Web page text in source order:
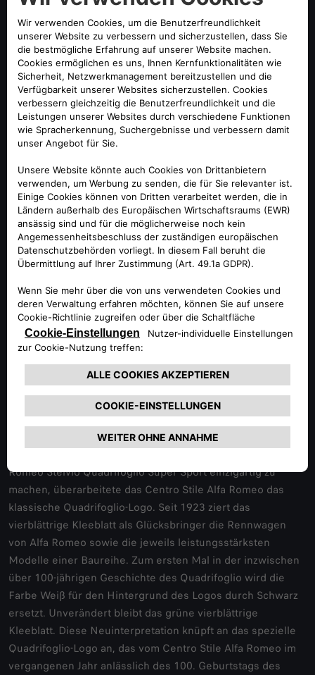
Hinterachse optimiert die Traktion bei allen
Fahrbedingungen durch eine optimale Verteilung des
Drehmoments an der Hinterachse und sorgt sowohl bei der
Sportlimousine Giulia (Hinterradantrieb) als auch beim
High-Performance-SUV Stelvio (Alfa™ Q4 Allradantrieb) für
optimale Kraftübertragung auf die Straße. Auf diese Weise
werden Fahrstabilität, Agilität und Kurvengeschwindigkeit
Erfahrungen mit den früheren, vom Rennsport abgeleiteten
Sondermodellen GTA und GTAm konfiguriert. Die
Verwendung von Aluminium für den Motor sowie
Kohlefaser für Kardanwelle, Motorhaube, Spoiler und
Seitenschweller garantiert bei den neuen Sondermodellen
eine Fahrdynamik auf höchstem Niveau. Die Aerodynamik
den aktiven Frontsplitter aus Kohlefaser bei hohen
Geschwindigkeiten weiter optimiert. Die serienmäßige
Abgasanlage von Akrapovič® sorgt für unverwechselbaren
Sound. Die in jeweils drei Elemente aufgeteilten
Hauptscheinwerfer in Voll-LED-Matrix-Technologie gehören
bei beiden Sondermodellen zur Serienausstattung.
Das Centro Stile Alfa Romeo interpretiert das Quadrifoglio
Romeo Stelvio Quadrifoglio Super Sport einzigartig zu
machen, überarbeitete das Centro Stile Alfa Romeo das
klassische Quadrifoglio-Logo. Seit 1923 ziert das
vierblättrige Kleeblatt als Glücksbringer die Rennwagen
von Alfa Romeo sowie die jeweils leistungsstärksten
Modelle einer Baureihe. Zum ersten Mal in der inzwischen
über 100-jährigen Geschichte des Quadrifoglio wird die
Farbe Weiß für den Hintergrund des Logos durch Schwarz
ersetzt. Unverändert bleibt das grüne vierblättrige
Kleeblatt. Diese Neuinterpretation knüpft an das spezielle
Quadrifoglio-Logo an, das vom Centro Stile Alfa Romeo im
vergangenen Jahr anlässlich des 100. Geburtstags des